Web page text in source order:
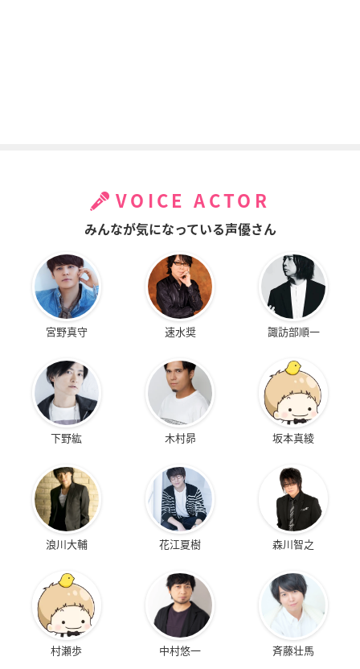
VOICE ACTOR
みんなが気になっている声優さん
宮野真守 速水奨 諏訪部順一
下野紘 木村昴 坂本真綾
浪川大輔 花江夏樹 森川智之
村瀬歩 中村悠一 斉藤壮馬